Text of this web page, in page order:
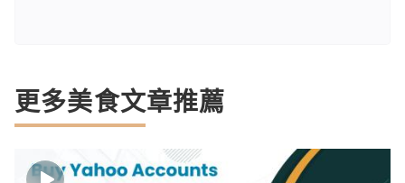
更多美食文章推薦